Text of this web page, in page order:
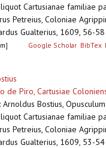
Cartusianae familiae
Petreius, Coloniae
Gualterius, 1609, 56-58
Google Scholar BibTex
de Piro, Cartusiae
Arnoldus Bostius,
Cartusianae familiae
Petreius, Coloniae
Gualterius, 1609, 53-54